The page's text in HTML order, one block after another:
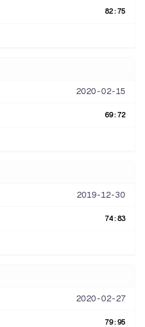
82 : 75
2020-02-15
69: 72
2019-12-30
74 : 83
2020-02-27
79: 95